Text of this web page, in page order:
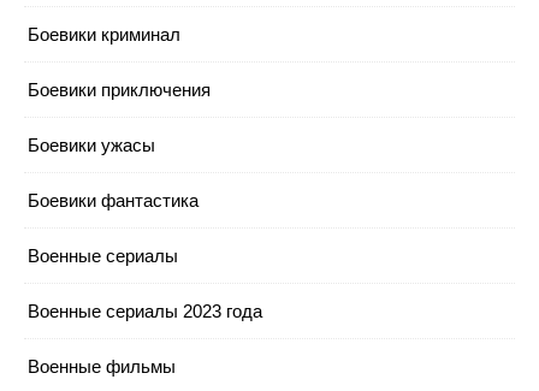
Боевики криминал
Боевики приключения
Боевики ужасы
Боевики фантастика
Военные сериалы
Военные сериалы 2023 года
Военные фильмы